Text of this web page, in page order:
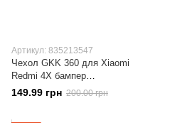
Артикул: 835213547
Чехол GKK 360 для Xiaomi
Redmi 4X бампер
оригинальный Black-Blue
149.99 грн 200.00 грн